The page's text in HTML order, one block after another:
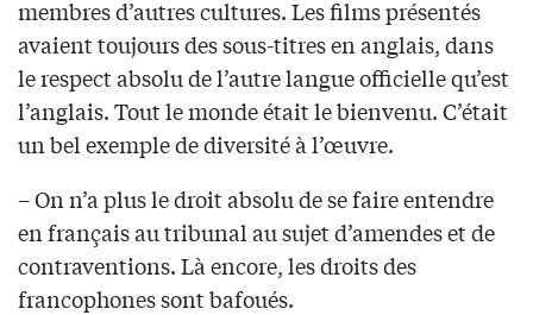
membres d’autres cultures. Les films présentés
avaient toujours des sous-titres en anglais, dans
le respect absolu de l’autre langue officielle qu’est
l’anglais. Tout le monde était le bienvenu. C’était
un bel exemple de diversité à l’œuvre.
– On n’a plus le droit absolu de se faire entendre
en français au tribunal au sujet d’amendes et de
contraventions. Là encore, les droits des
francophones sont bafoués.